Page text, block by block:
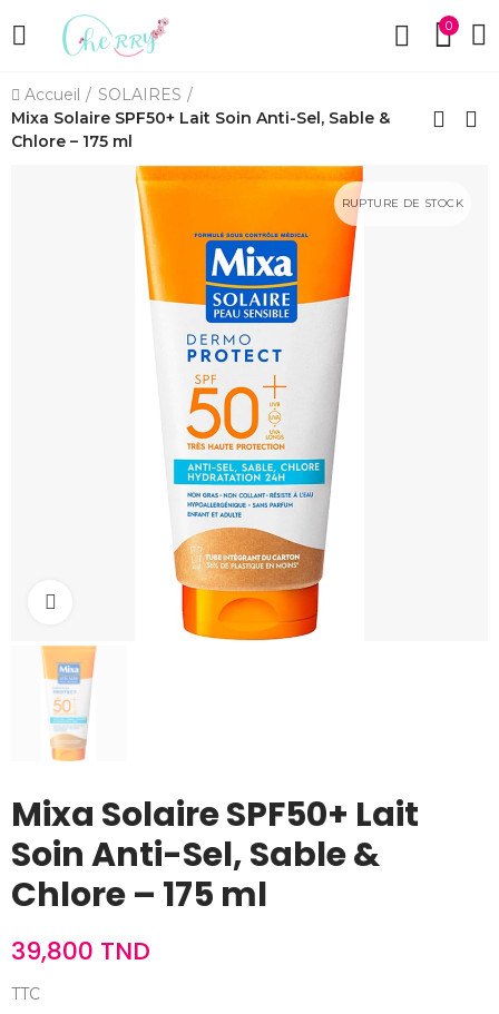
0
Accueil
SOLAIRES
Mixa Solaire SPF50+ Lait Soin Anti-Sel, Sable &
Chlore – 175 ml
RUPTURE DE STOCK
Cliquez pour agrandir
Mixa Solaire SPF50+ Lait
Soin Anti-Sel, Sable &
Chlore – 175 ml
39,800 TND
TTC